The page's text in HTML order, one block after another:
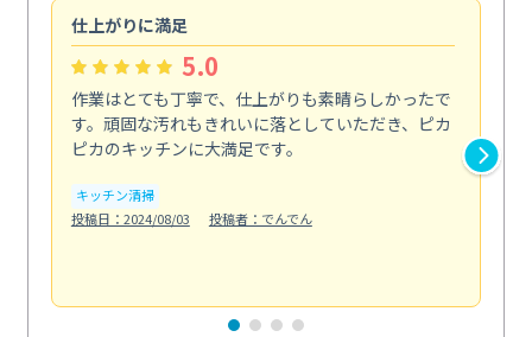
仕上がりに満足
5.0
作業はとても丁寧で、仕上がりも素晴らしかったで
す。頑固な汚れもきれいに落としていただき、ピカ
ピカのキッチンに大満足です。
キッチン清掃
投稿日：2024/08/03
投稿者：でんでん